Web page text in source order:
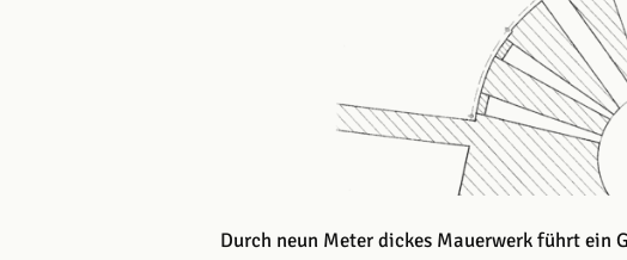
Durch neun Meter dickes Mauerwerk führt ein